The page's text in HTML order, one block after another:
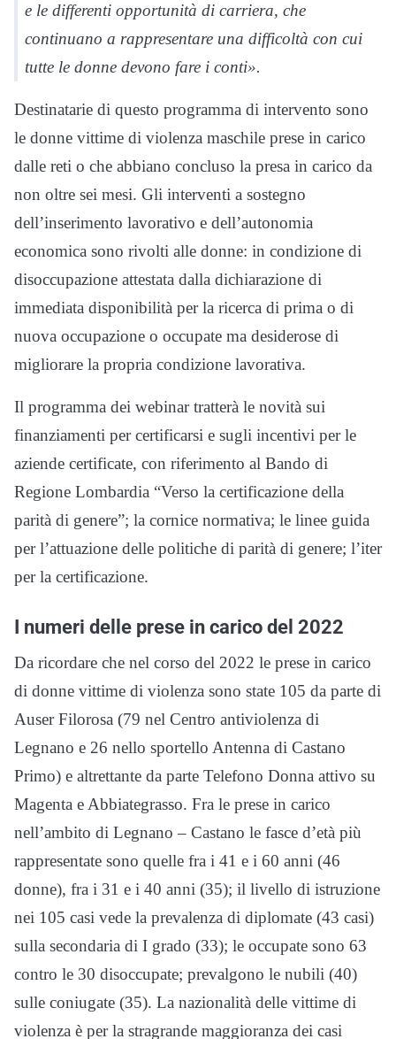
e le differenti opportunità di carriera, che
continuano a rappresentare una difficoltà con cui
tutte le donne devono fare i conti».
Destinatarie di questo programma di intervento sono
le donne vittime di violenza maschile prese in carico
dalle reti o che abbiano concluso la presa in carico da
non oltre sei mesi. Gli interventi a sostegno
dell’inserimento lavorativo e dell’autonomia
economica sono rivolti alle donne: in condizione di
disoccupazione attestata dalla dichiarazione di
immediata disponibilità per la ricerca di prima o di
nuova occupazione o occupate ma desiderose di
migliorare la propria condizione lavorativa.
Il programma dei webinar tratterà le novità sui
finanziamenti per certificarsi e sugli incentivi per le
aziende certificate, con riferimento al Bando di
Regione Lombardia “Verso la certificazione della
parità di genere”; la cornice normativa; le linee guida
per l’attuazione delle politiche di parità di genere; l’iter
per la certificazione.
I numeri delle prese in carico del 2022
Da ricordare che nel corso del 2022 le prese in carico
di donne vittime di violenza sono state 105 da parte di
Auser Filorosa (79 nel Centro antiviolenza di
Legnano e 26 nello sportello Antenna di Castano
Primo) e altrettante da parte Telefono Donna attivo su
Magenta e Abbiategrasso. Fra le prese in carico
nell’ambito di Legnano – Castano le fasce d’età più
rappresentate sono quelle fra i 41 e i 60 anni (46
donne), fra i 31 e i 40 anni (35); il livello di istruzione
nei 105 casi vede la prevalenza di diplomate (43 casi)
sulla secondaria di I grado (33); le occupate sono 63
contro le 30 disoccupate; prevalgono le nubili (40)
sulle coniugate (35). La nazionalità delle vittime di
violenza è per la stragrande maggioranza dei casi